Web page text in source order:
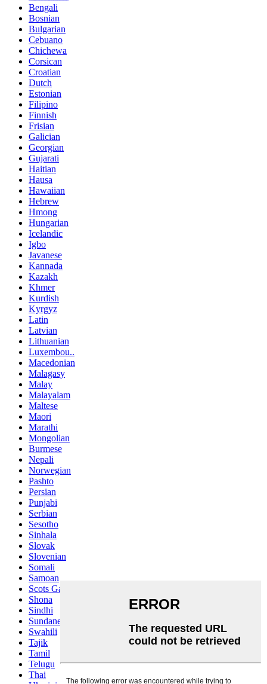
Bengali
Bosnian
Bulgarian
Cebuano
Chichewa
Corsican
Croatian
Dutch
Estonian
Filipino
Finnish
Frisian
Galician
Georgian
Gujarati
Haitian
Hausa
Hawaiian
Hebrew
Hmong
Hungarian
Icelandic
Igbo
Javanese
Kannada
Kazakh
Khmer
Kurdish
Kyrgyz
Latin
Latvian
Lithuanian
Luxembou..
Macedonian
Malagasy
Malay
Malayalam
Maltese
Maori
Marathi
Mongolian
Burmese
Nepali
Norwegian
Pashto
Persian
Punjabi
Serbian
Sesotho
Sinhala
Slovak
Slovenian
Somali
Samoan
Scots Gaelic
Shona
Sindhi
Sundanese
Swahili
Tajik
Tamil
Telugu
Thai